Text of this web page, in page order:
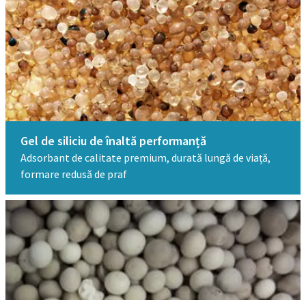
Gel de siliciu de înaltă performanță​
Adsorbant de calitate premium, durată lungă de viață,
formare redusă de praf​